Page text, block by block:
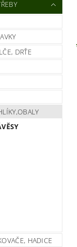
DRŤE
HADICE